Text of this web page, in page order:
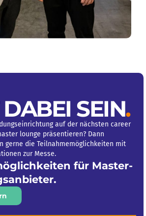
SEIN.
auf der nächsten career
lounge präsentieren? Dann
gerne die Teilnahmemöglichkeiten mit
zur Messe.
für Master-